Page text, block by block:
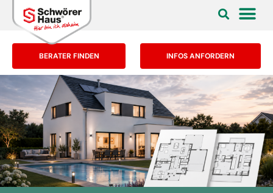
BERATER FINDEN INFOS ANFORDERN